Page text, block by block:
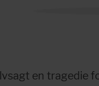
en tragedie